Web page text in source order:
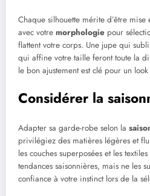
Chaque silhouette mérite d’être
avec votre morphologie pour
flattent votre corps. Une jupe qui
qui affine votre taille feront toute la
le bon ajustement est clé pour un
Considérer la
Adapter sa garde-robe selon la
privilégiez des matières légères et
les couches superposées et les
tendances saisonnières, mais ne les
confiance à votre instinct lors de la